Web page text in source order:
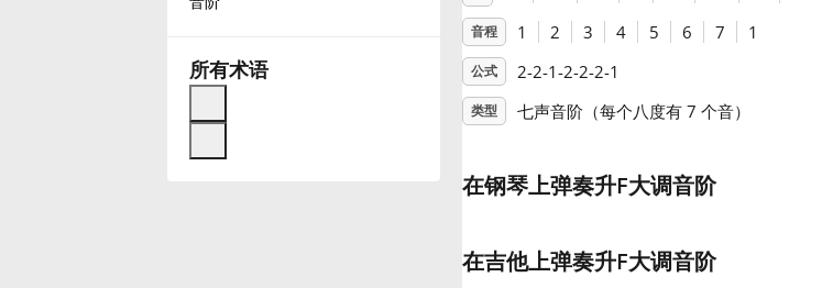
Español
Français
所有术语
音程 1 2 3 4 5 6 7 1
公式 2-2-1-2-2-2-1
类型 七声音阶（每个八度有 7 个音）
在钢琴上弹奏升F大调音阶
在吉他上弹奏升F大调音阶